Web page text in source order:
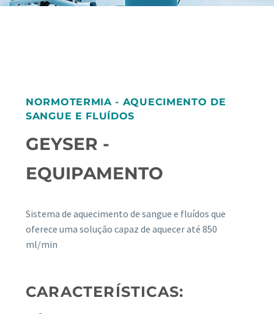
NORMOTERMIA - AQUECIMENTO DE
SANGUE E FLUÍDOS
GEYSER -
EQUIPAMENTO
Sistema de aquecimento de sangue e fluídos que
oferece uma solução capaz de aquecer até 850
ml/min
CARACTERÍSTICAS: